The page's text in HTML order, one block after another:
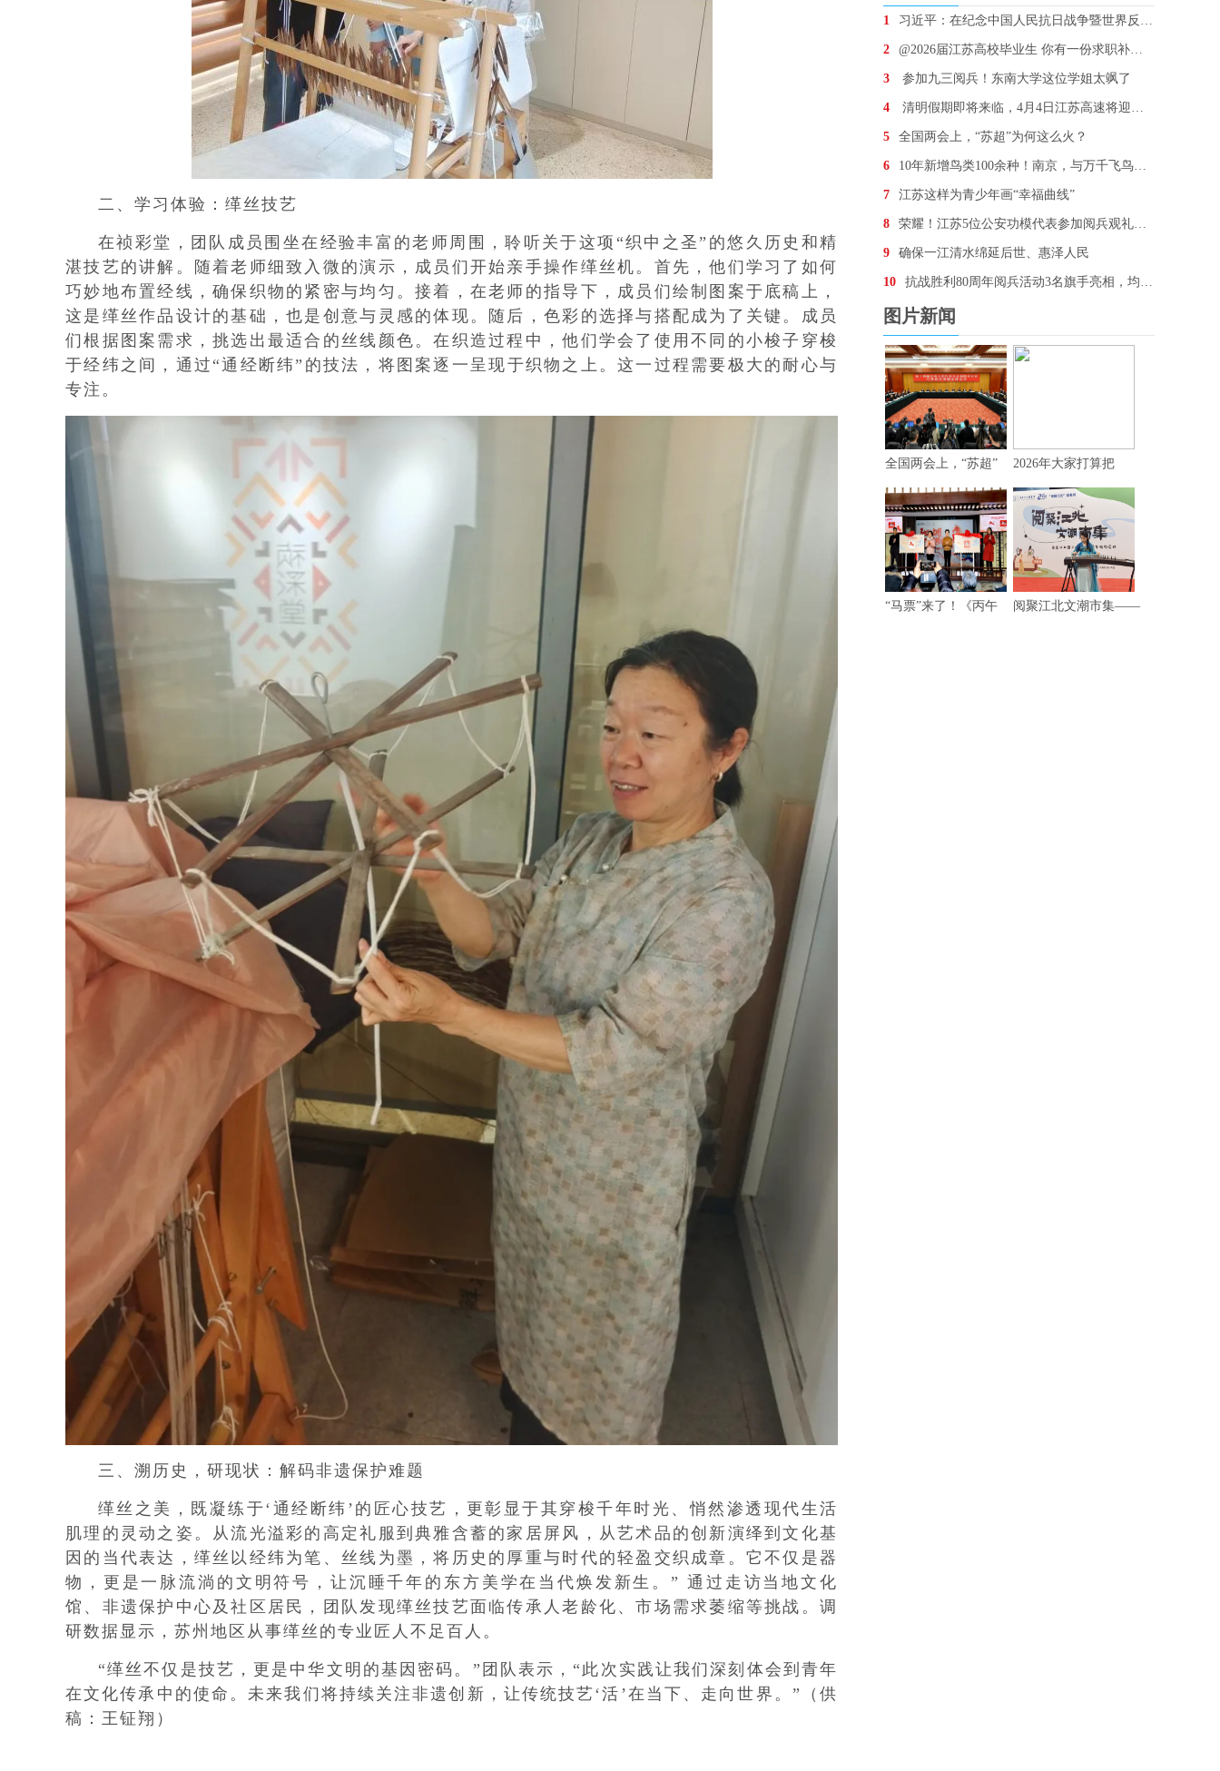
二、学习体验：缂丝技艺
在祯彩堂，团队成员围坐在经验丰富的老师周围，聆听关于这项“织中之圣”的悠久历史和精
湛技艺的讲解。随着老师细致入微的演示，成员们开始亲手操作缂丝机。首先，他们学习了如何
巧妙地布置经线，确保织物的紧密与均匀。接着，在老师的指导下，成员们绘制图案于底稿上，
这是缂丝作品设计的基础，也是创意与灵感的体现。随后，色彩的选择与搭配成为了关键。成员
们根据图案需求，挑选出最适合的丝线颜色。在织造过程中，他们学会了使用不同的小梭子穿梭
于经纬之间，通过“通经断纬”的技法，将图案逐一呈现于织物之上。这一过程需要极大的耐心与
专注。
三、溯历史，研现状：解码非遗保护难题
缂丝之美，既凝练于‘通经断纬’的匠心技艺，更彰显于其穿梭千年时光、悄然渗透现代生活
肌理的灵动之姿。从流光溢彩的高定礼服到典雅含蓄的家居屏风，从艺术品的创新演绎到文化基
因的当代表达，缂丝以经纬为笔、丝线为墨，将历史的厚重与时代的轻盈交织成章。它不仅是器
物，更是一脉流淌的文明符号，让沉睡千年的东方美学在当代焕发新生。” 通过走访当地文化
馆、非遗保护中心及社区居民，团队发现缂丝技艺面临传承人老龄化、市场需求萎缩等挑战。调
研数据显示，苏州地区从事缂丝的专业匠人不足百人。
“缂丝不仅是技艺，更是中华文明的基因密码。”团队表示，“此次实践让我们深刻体会到青年
在文化传承中的使命。未来我们将持续关注非遗创新，让传统技艺‘活’在当下、走向世界。”（供
稿：王钲翔）
1 习近平：在纪念中国人民抗日战争暨世界反法西斯战争胜
2 @2026届江苏高校毕业生 你有一份求职补贴待领取
3 参加九三阅兵！东南大学这位学姐太飒了
4 清明假期即将来临，4月4日江苏高速将迎车流最高峰
5 全国两会上，“苏超”为何这么火？
6 10年新增鸟类100余种！南京，与万千飞鸟为邻
7 江苏这样为青少年画“幸福曲线”
8 荣耀！江苏5位公安功模代表参加阅兵观礼，他们想说…
9 确保一江清水绵延后世、惠泽人民
10 抗战胜利80周年阅兵活动3名旗手亮相，均为“90后
图片新闻
全国两会上，“苏超” 2026年大家打算把
“马票”来了！《丙午 阅聚江北文潮市集——